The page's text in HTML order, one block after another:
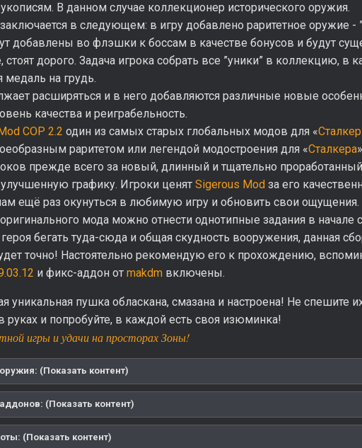
В данном случае коллекционер исторического оружия.
в следующем: в игру добавлено раритетное оружие -
добавлены во флэшки к боссам в качестве бонусов и будут
стоят дорого. Задача игрока собрать все ”уники” в коллекцию, в
медаль на грудь.
расширяться и в него добавляются различные новые
качества и реиграбельность.
COP 2.2 один из самых старых глобальных модов для «
раритетом или легендой модостроения для «Сталкера
прежде всего за новый, длинный и тщательно
графику. Игроки ценят Sigerous Mod за его
ещё раз окунуться в любимую игру и обновить свои ощущения.
мода можно отнести однотипные задания в начале
бегать туда-сюда и общая скудность вооружения, данная
точно! Настоятельно рекомендую его к прохождению,
и фикс-аддон от makdm включены.
уникальная пушка обласкана, смазана и настроена! Не спешите
руках и попробуйте, в каждой есть своя изюминка!
игры и удачи на просторах Зоны!
(Показать контент)
(Показать контент)
(Показать контент)